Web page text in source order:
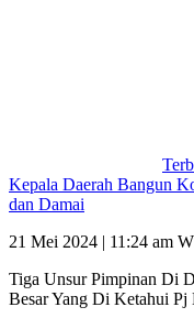
Kepala Daerah Bangun
dan Damai
21 Mei 2024 | 11:24 am
Tiga Unsur Pimpinan Di
Besar Yang Di Ketahui Pj